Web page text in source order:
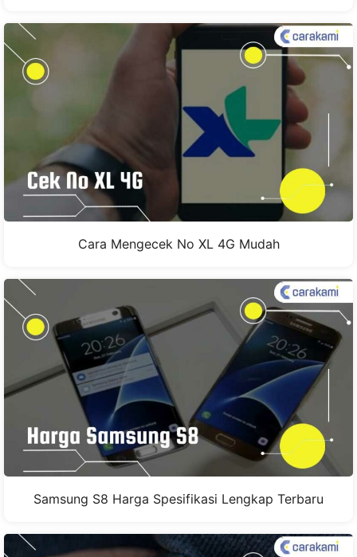
Cara Mengecek No XL 4G Mudah
Samsung S8 Harga Spesifikasi Lengkap Terbaru